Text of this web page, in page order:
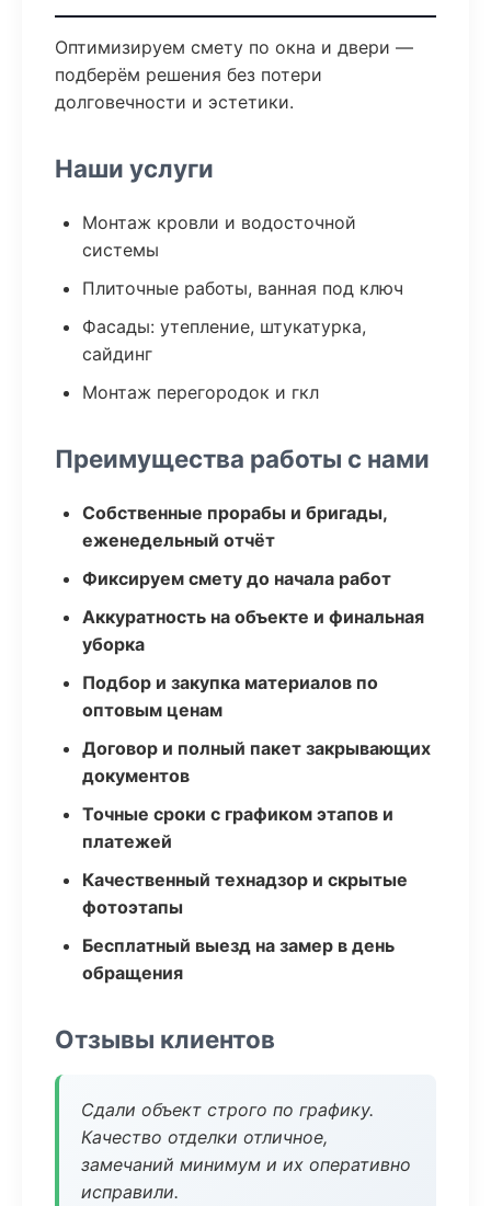
Оптимизируем смету по окна и двери —
подберём решения без потери
долговечности и эстетики.
Наши услуги
Монтаж кровли и водосточной
системы
Плиточные работы, ванная под ключ
Фасады: утепление, штукатурка,
сайдинг
Монтаж перегородок и гкл
Преимущества работы с нами
Собственные прорабы и бригады,
еженедельный отчёт
Фиксируем смету до начала работ
Аккуратность на объекте и финальная
уборка
Подбор и закупка материалов по
оптовым ценам
Договор и полный пакет закрывающих
документов
Точные сроки с графиком этапов и
платежей
Качественный технадзор и скрытые
фотоэтапы
Бесплатный выезд на замер в день
обращения
Отзывы клиентов
Сдали объект строго по графику.
Качество отделки отличное,
замечаний минимум и их оперативно
исправили.